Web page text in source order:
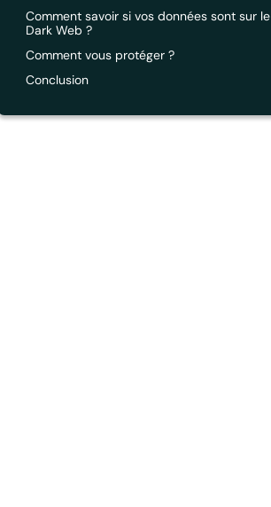
Comment savoir si vos données sont sur le
Dark Web ?
Comment vous protéger ?
Conclusion